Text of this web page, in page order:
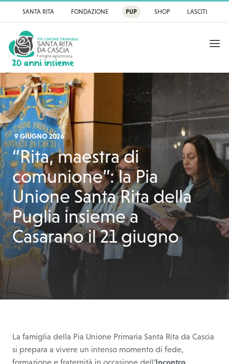
Pia Unione Primaria
SANTA RITA FONDAZIONE PUP SHOP LASCITI
APRI
9 GIUGNO 2026
“Rita, maestra di
comunione”: la Pia
Unione Santa Rita della
Puglia insieme a
Casarano il 21 giugno
La famiglia della Pia Unione Primaria Santa Rita da Cascia
si prepara a vivere un intenso momento di fede,
formazione e fraternità in occasione dell’Incontro